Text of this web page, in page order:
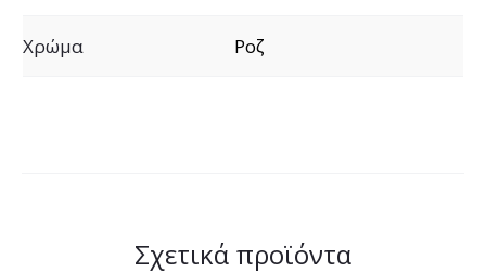
Χρώμα Ροζ
Σχετικά προϊόντα